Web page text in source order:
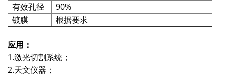
有效孔径
90%
镀膜
根据要求
应用：
1.激光切割系统；
2.天文仪器；